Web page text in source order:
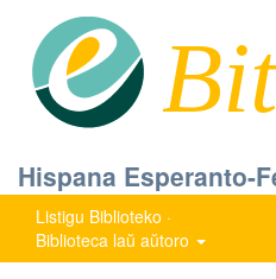
Hispana Esperanto-
Listigu Biblioteko ·
Biblioteca laŭ aŭtoro